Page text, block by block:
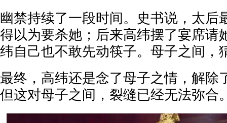
幽禁持续了一段时间。史书说，太后
得以为要杀她；后来高纬摆了宴席请
纬自己也不敢先动筷子。母子之间，
最终，高纬还是念了母子之情，解除
但这对母子之间，裂缝已经无法弥合